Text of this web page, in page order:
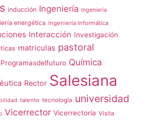
inducción Ingeniería Ingeniería
energética Ingeniería Informática
Interacción Investigación
matriculas pastoral
Programasdelfuturo Química
Rector Salesiana
talento tecnología universidad
Vicerrector Vicerrectoría Visita